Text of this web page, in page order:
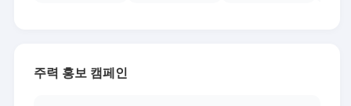
주력 홍보 캠페인